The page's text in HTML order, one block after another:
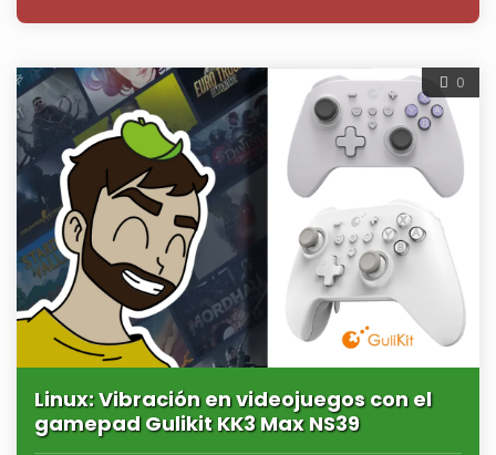
0
Linux: Vibración en videojuegos con el
gamepad Gulikit KK3 Max NS39